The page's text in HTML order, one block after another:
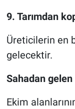
9. Tarımdan
Üreticilerin en
gelecektir.
Sahadan
Ekim